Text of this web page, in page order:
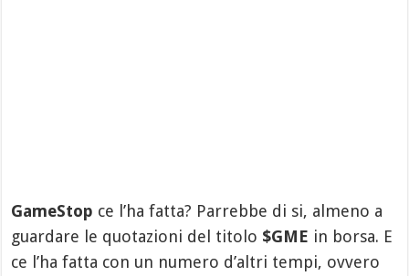
GameStop ce l’ha fatta? Parrebbe di si, almeno a
guardare le quotazioni del titolo $GME in borsa. E
ce l’ha fatta con un numero d’altri tempi, ovvero